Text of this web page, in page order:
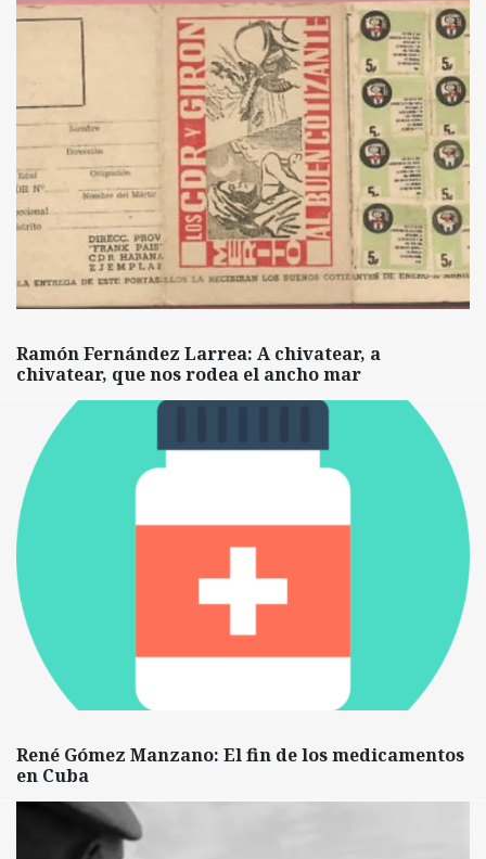
Ramón Fernández Larrea: A chivatear, a
chivatear, que nos rodea el ancho mar
René Gómez Manzano: El fin de los medicamentos
en Cuba